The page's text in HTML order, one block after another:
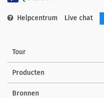
Helpcentrum Live chat
Tour
Producten
Bronnen